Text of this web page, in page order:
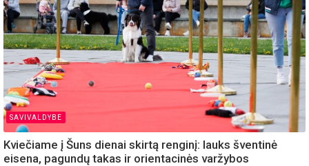
SAVIVALDYBE
Kviečiame į Šuns dienai skirtą renginį: lauks šventinė
eisena, pagundų takas ir orientacinės varžybos